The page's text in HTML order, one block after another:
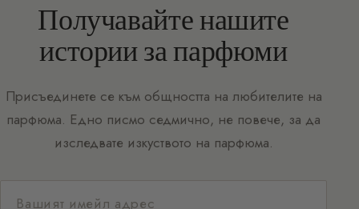
Получавайте нашите
истории за парфюми
Присъединете се към общността на любителите на
парфюма. Едно писмо седмично, не повече, за да
изследвате изкуството на парфюма.